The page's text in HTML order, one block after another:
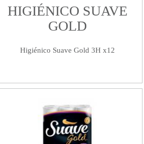
HIGIÉNICO SUAVE
GOLD
Higiénico Suave Gold 3H x12